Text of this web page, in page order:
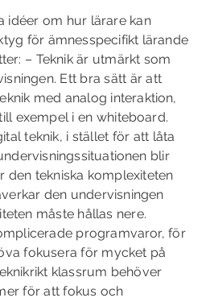
idéer om hur lärare kan
för ämnesspecifikt lärande
– Teknik är utmärkt som
Ett bra sätt är att
med analog interaktion,
exempel i en whiteboard.
teknik, i stället för att låta
blir
den tekniska komplexiteten
den undervisningen
måste hållas nere.
programvaror, för
fokusera för mycket på
klassrum behöver
för att fokus och